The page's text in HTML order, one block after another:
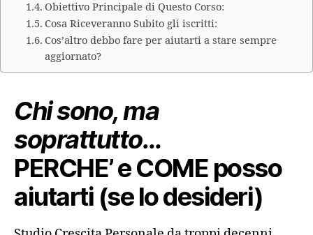
Obiettivo Principale di Questo Corso:
Cosa Riceveranno Subito gli iscritti:
Cos’altro debbo fare per aiutarti a stare sempre
aggiornato?
Chi sono, ma
soprattutto…
PERCHE’ e COME posso
aiutarti (se lo desideri)